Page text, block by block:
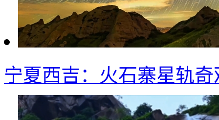
宁夏西吉：火石寨星轨